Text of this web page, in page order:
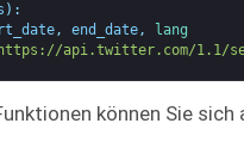
) :
, end_date,
lang
api.twitter.com/1.1/
können Sie sich